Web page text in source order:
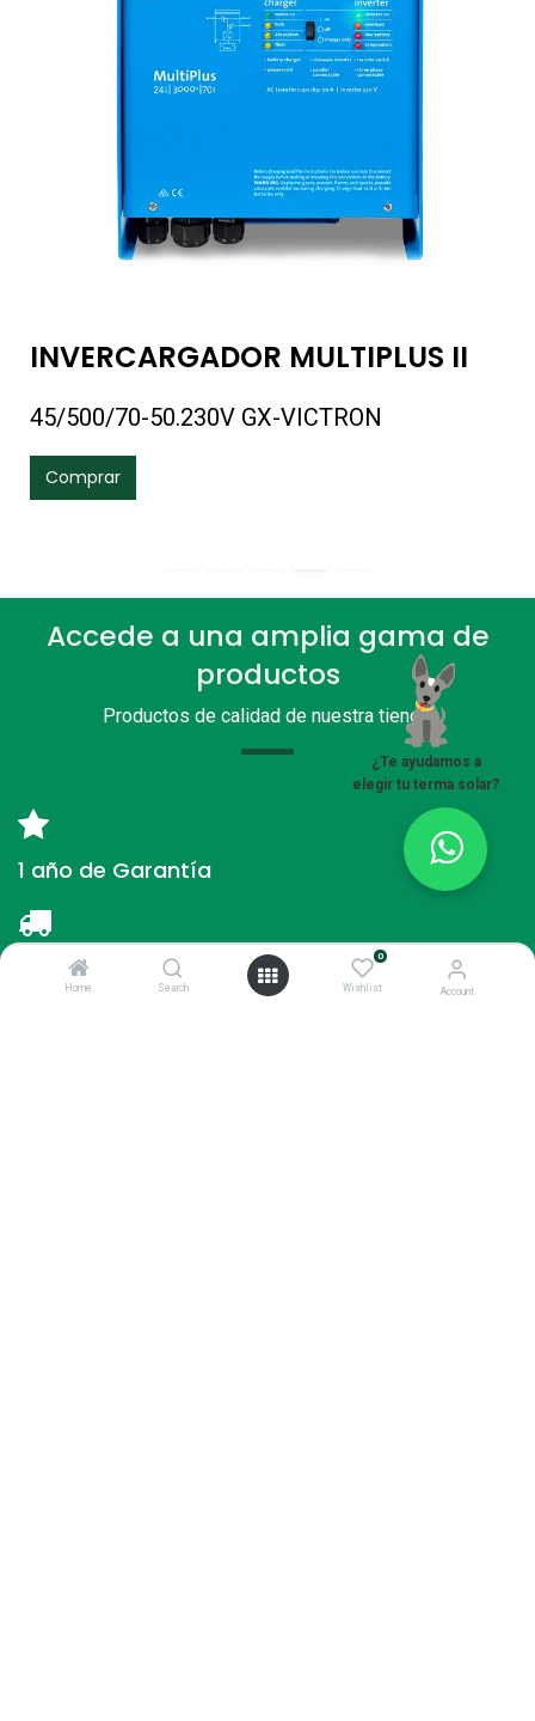
Home Search
0
Wishlist Account
INVERCARGADOR MULTIPLUS II
45/500/70-50.230V GX-VICTRON
Comprar
Accede a una amplia gama de
productos
Productos de calidad de nuestra tienda.
1 año de Garantía
Envíos a todo el Perú
¿Te ayudamos a
elegir tu terma solar?